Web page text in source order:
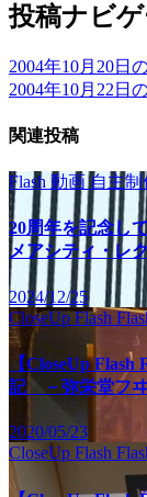
投稿ナビ
2004年10月20日
2004年10月22日
関連投稿
Flash 動画自主制
20周年を記念し
メアシティ・レ
2024/12/25
CloseUp Flash
【CloseUp
記 －弥栄堂フ
2020/05/23
CloseUp Flash